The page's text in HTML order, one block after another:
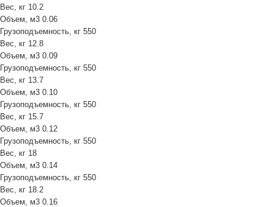
Вес, кг 10.2
Объем, м3 0.06
Грузоподъемность, кг 550
Вес, кг 12.8
Объем, м3 0.09
Грузоподъемность, кг 550
Вес, кг 13.7
Объем, м3 0.10
Грузоподъемность, кг 550
Вес, кг 15.7
Объем, м3 0.12
Грузоподъемность, кг 550
Вес, кг 18
Объем, м3 0.14
Грузоподъемность, кг 550
Вес, кг 18.2
Объем, м3 0.16